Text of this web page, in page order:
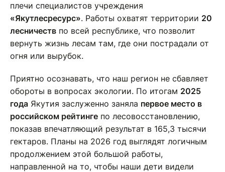
плечи специалистов учреждения
«Якутлесресурс». Работы охватят территории 20
лесничеств по всей республике, что позволит
вернуть жизнь лесам там, где они пострадали от
огня или вырубок.
Приятно осознавать, что наш регион не сбавляет
обороты в вопросах экологии. По итогам 2025
года Якутия заслуженно заняла первое место в
российском рейтинге по лесовосстановлению,
показав впечатляющий результат в 165,3 тысячи
гектаров. Планы на 2026 год выглядят логичным
продолжением этой большой работы,
направленной на то, чтобы наши дети видели